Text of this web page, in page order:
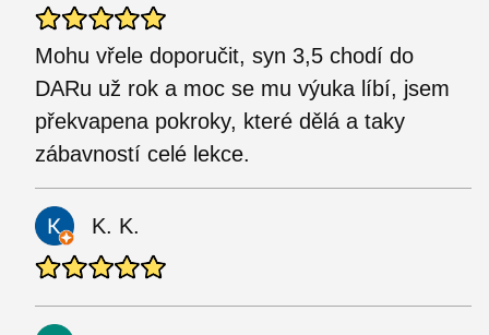
Mohu vřele doporučit, syn 3,5 chodí do
DARu už rok a moc se mu výuka líbí, jsem
překvapena pokroky, které dělá a taky
zábavností celé lekce.
K. K.